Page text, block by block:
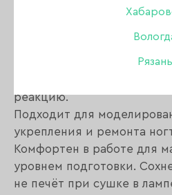
Рязань
материала позволяет
Благодаря своей
образует тяжеловесную
реакцию.
Подходит для
укрепления и ремонта
Комфортен в работе для
уровнем подготовки.
не печёт при сушке в